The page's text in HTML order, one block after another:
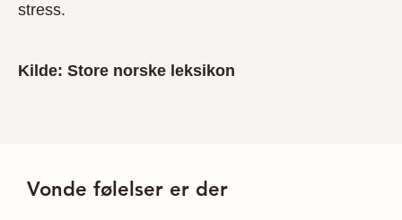
stress.
Kilde: Store norske leksikon
Vonde følelser er der